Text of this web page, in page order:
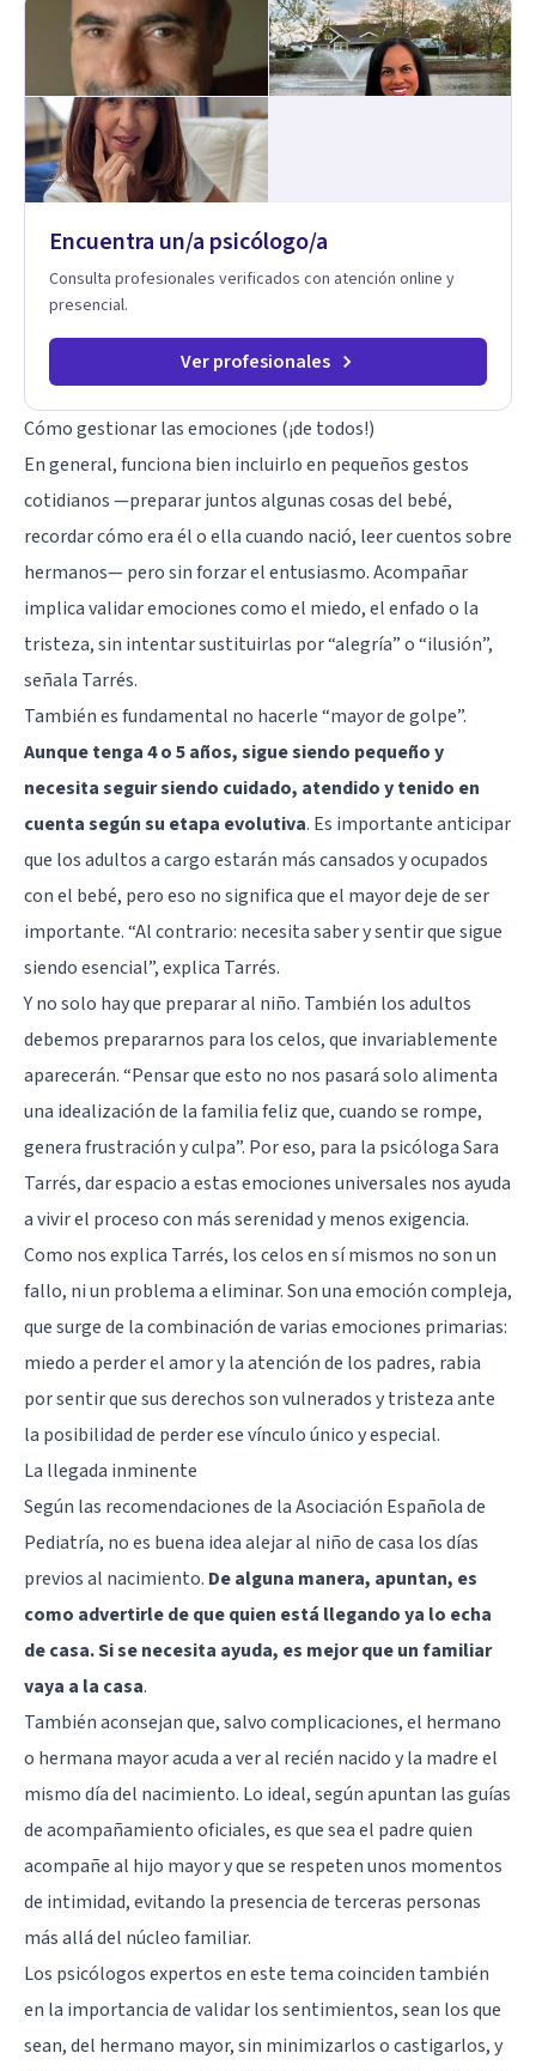
raíz llevándonos a crear nuevas conexiones cerebrales,
espirituales, emocionales y físicas. Cada proceso es
individual y cada situación por la que se consulta nunca será
un problema sino una oportunidad para volver a empezar
desde otro punto de partida.
Encuentra un/a psicólogo/a
Consulta profesionales verificados con atención online y
presencial.
Ver profesionales
Cómo gestionar las emociones (¡de todos!)
En general, funciona bien incluirlo en pequeños gestos
cotidianos —preparar juntos algunas cosas del bebé,
recordar cómo era él o ella cuando nació, leer cuentos sobre
hermanos— pero sin forzar el entusiasmo. Acompañar
implica validar emociones como el miedo, el enfado o la
tristeza, sin intentar sustituirlas por “alegría” o “ilusión”,
señala Tarrés.
También es fundamental no hacerle “mayor de golpe”.
Aunque tenga 4 o 5 años, sigue siendo pequeño y
necesita seguir siendo cuidado, atendido y tenido en
cuenta según su etapa evolutiva. Es importante anticipar
que los adultos a cargo estarán más cansados y ocupados
con el bebé, pero eso no significa que el mayor deje de ser
importante. “Al contrario: necesita saber y sentir que sigue
siendo esencial”, explica Tarrés.
Y no solo hay que preparar al niño. También los adultos
debemos prepararnos para los celos, que invariablemente
aparecerán. “Pensar que esto no nos pasará solo alimenta
una idealización de la familia feliz que, cuando se rompe,
genera frustración y culpa”. Por eso, para la psicóloga Sara
Tarrés, dar espacio a estas emociones universales nos ayuda
a vivir el proceso con más serenidad y menos exigencia.
Como nos explica Tarrés, los celos en sí mismos no son un
fallo, ni un problema a eliminar. Son una emoción compleja,
que surge de la combinación de varias emociones primarias:
miedo a perder el amor y la atención de los padres, rabia
por sentir que sus derechos son vulnerados y tristeza ante
la posibilidad de perder ese vínculo único y especial.
La llegada inminente
Según las recomendaciones de la Asociación Española de
Pediatría, no es buena idea alejar al niño de casa los días
previos al nacimiento. De alguna manera, apuntan, es
como advertirle de que quien está llegando ya lo echa
de casa. Si se necesita ayuda, es mejor que un familiar
vaya a la casa.
También aconsejan que, salvo complicaciones, el hermano
o hermana mayor acuda a ver al recién nacido y la madre el
mismo día del nacimiento. Lo ideal, según apuntan las guías
de acompañamiento oficiales, es que sea el padre quien
acompañe al hijo mayor y que se respeten unos momentos
de intimidad, evitando la presencia de terceras personas
más allá del núcleo familiar.
Los psicólogos expertos en este tema coinciden también
en la importancia de validar los sentimientos, sean los que
sean, del hermano mayor, sin minimizarlos o castigarlos, y